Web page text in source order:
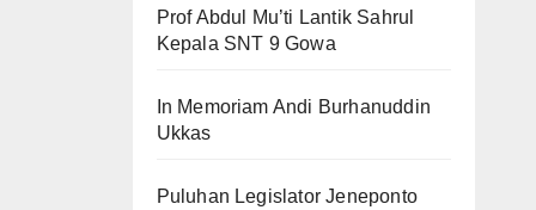
Prof Abdul Mu’ti Lantik Sahrul
Kepala SNT 9 Gowa
In Memoriam Andi Burhanuddin
Ukkas
Puluhan Legislator Jeneponto